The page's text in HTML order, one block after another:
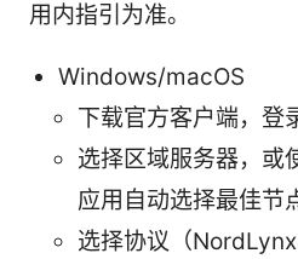
用内指引为准。
Windows/macOS
下载官方客户端，登
选择区域服务器，或
应用自动选择最佳节
选择协议（